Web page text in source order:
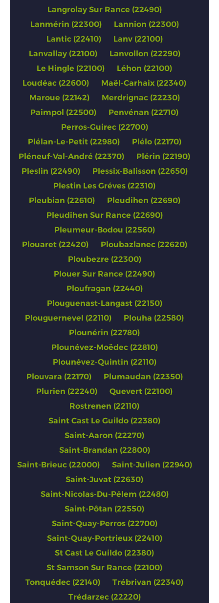
Langrolay Sur Rance (22490)
Lanmérin (22300)
Lannion (22300)
Lantic (22410)
Lanv (22100)
Lanvallay (22100)
Lanvollon (22290)
Le Hingle (22100)
Léhon (22100)
Loudéac (22600)
Maël-Carhaix (22340)
Maroue (22142)
Merdrignac (22230)
Paimpol (22500)
Penvénan (22710)
Perros-Guirec (22700)
Plélan-Le-Petit (22980)
Plélo (22170)
Pléneuf-Val-André (22370)
Plérin (22190)
Pleslin (22490)
Plessix-Balisson (22650)
Plestin Les Gréves (22310)
Pleubian (22610)
Pleudihen (22690)
Pleudihen Sur Rance (22690)
Pleumeur-Bodou (22560)
Plouaret (22420)
Ploubazlanec (22620)
Ploubezre (22300)
Plouer Sur Rance (22490)
Ploufragan (22440)
Plouguenast-Langast (22150)
Plouguernevel (22110)
Plouha (22580)
Plounérin (22780)
Plounévez-Moëdec (22810)
Plounévez-Quintin (22110)
Plouvara (22170)
Plumaudan (22350)
Plurien (22240)
Quevert (22100)
Rostrenen (22110)
Saint Cast Le Guildo (22380)
Saint-Aaron (22270)
Saint-Brandan (22800)
Saint-Brieuc (22000)
Saint-Julien (22940)
Saint-Juvat (22630)
Saint-Nicolas-Du-Pélem (22480)
Saint-Pôtan (22550)
Saint-Quay-Perros (22700)
Saint-Quay-Portrieux (22410)
St Cast Le Guildo (22380)
St Samson Sur Rance (22100)
Tonquédec (22140)
Trébrivan (22340)
Trédarzec (22220)